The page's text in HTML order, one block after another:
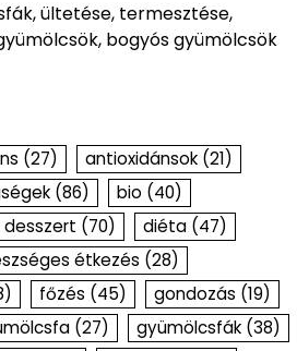
ültetése, termesztése,
bogyós gyümölcsök
(27) antioxidánsok (21)
(86) bio (40)
desszert (70) diéta (47)
étkezés (28)
főzés (45) gondozás (19)
(27) gyümölcsfák (38)